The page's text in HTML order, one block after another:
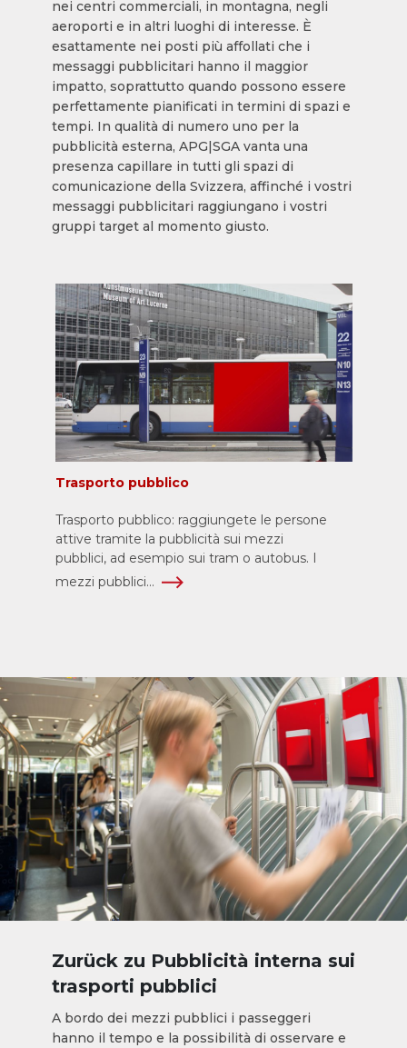
nei centri commerciali, in montagna, negli
aeroporti e in altri luoghi di interesse. È
esattamente nei posti più affollati che i
messaggi pubblicitari hanno il maggior
impatto, soprattutto quando possono essere
perfettamente pianificati in termini di spazi e
tempi. In qualità di numero uno per la
pubblicità esterna, APG|SGA vanta una
presenza capillare in tutti gli spazi di
comunicazione della Svizzera, affinché i vostri
messaggi pubblicitari raggiungano i vostri
gruppi target al momento giusto.
Trasporto pubblico
Trasporto pubblico: raggiungete le persone
attive tramite la pubblicità sui mezzi
pubblici, ad esempio sui tram o autobus. I
mezzi pubblici...
Zurück zu Pubblicità interna sui
trasporti pubblici
A bordo dei mezzi pubblici i passeggeri
hanno il tempo e la possibilità di osservare e